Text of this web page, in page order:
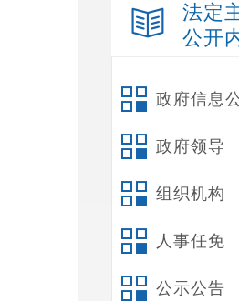
法定
公开
政府信息
政府领导
组织机构
人事任免
公示公告